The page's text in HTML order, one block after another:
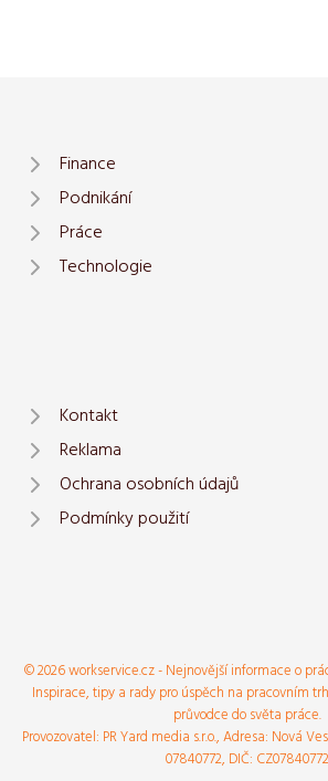
Finance
Podnikání
Práce
Technologie
Kontakt
Reklama
Ochrana osobních údajů
Podmínky použití
© 2026 workservice.cz - Nejnovější informace o
Inspirace, tipy a rady pro úspěch na pracovním
průvodce do světa práce.
Provozovatel: PR Yard media s.r.o., Adresa: Nová
07840772, DIČ: CZ07840772